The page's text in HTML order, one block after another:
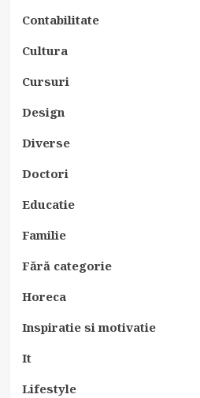
Contabilitate
Cultura
Cursuri
Design
Diverse
Doctori
Educatie
Familie
Fără categorie
Horeca
Inspiratie si motivatie
It
Lifestyle